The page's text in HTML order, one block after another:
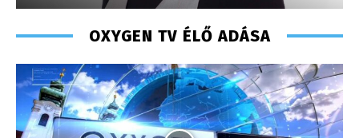
OXYGEN TV ÉLŐ ADÁSA